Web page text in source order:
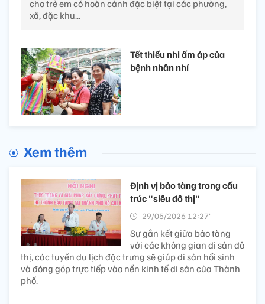
cho trẻ em có hoàn cảnh đặc biệt tại các phường,
xã, đặc khu...
Tết thiếu nhi ấm áp của
bệnh nhân nhí
Xem thêm
Định vị bảo tàng trong cấu
trúc "siêu đô thị"
29/05/2026 12:27’
Sự gắn kết giữa bảo tàng
với các không gian di sản đô
thị, các tuyến du lịch đặc trưng sẽ giúp di sản hồi sinh
và đóng góp trực tiếp vào nền kinh tế di sản của Thành
phố.